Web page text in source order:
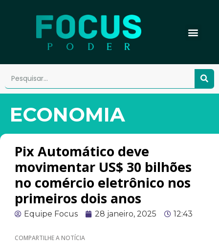
ECONOMIA
Pix Automático deve
movimentar US$ 30 bilhões
no comércio eletrônico nos
primeiros dois anos
Equipe Focus 28 janeiro, 2025 12:43
COMPARTILHE A NOTÍCIA